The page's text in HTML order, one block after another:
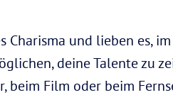
und lieben es,
deine Talente zu
beim Film oder beim